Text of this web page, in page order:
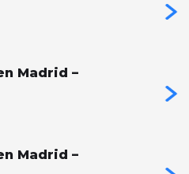
Madrid –
Madrid –